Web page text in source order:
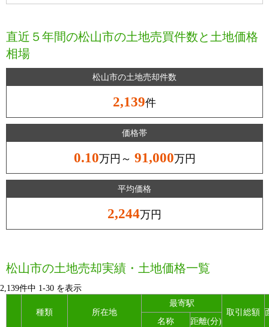
直近５年間の松山市の土地売買件数と土地価格
相場
松山市の土地売却件数
2,139件
価格帯
0.10万円～ 91,000万円
平均価格
2,244万円
松山市の土地売却実績・土地価格一覧
2,139件中 1-30 を表示
種類 所在地
最寄駅
取引総額
名称
距離(分)